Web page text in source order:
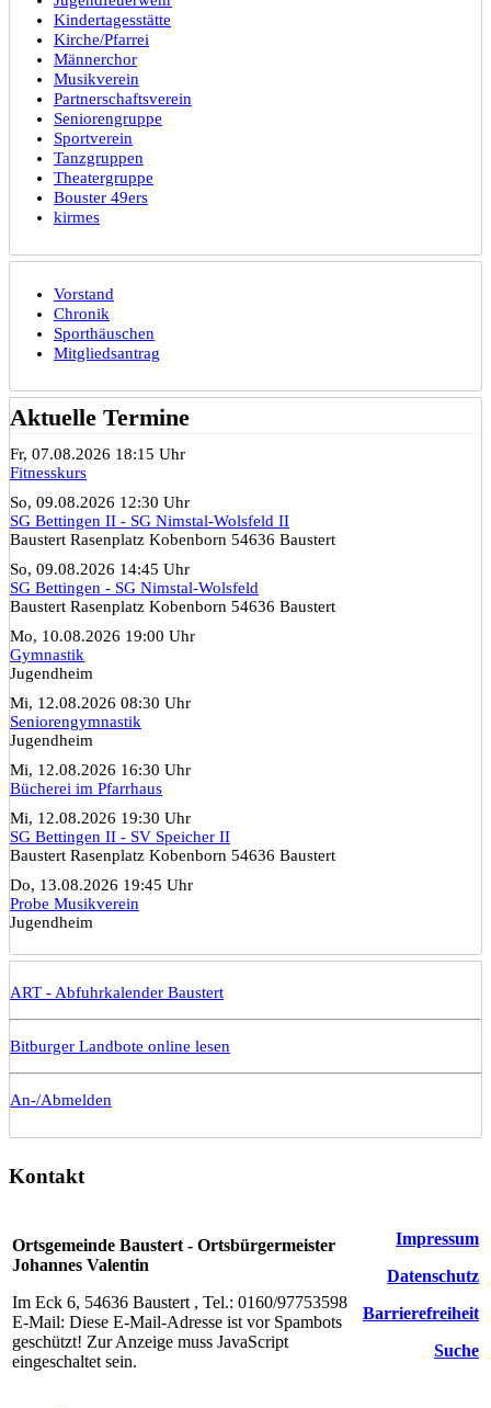
Kindertagesstätte
Kirche/Pfarrei
Männerchor
Musikverein
Partnerschaftsverein
Seniorengruppe
Sportverein
Tanzgruppen
Theatergruppe
Bouster 49ers
kirmes
Vorstand
Chronik
Sporthäuschen
Mitgliedsantrag
Aktuelle Termine
Fr, 07.08.2026 18:15 Uhr
Fitnesskurs
So, 09.08.2026 12:30 Uhr
SG Bettingen II - SG Nimstal-Wolsfeld II
Baustert Rasenplatz Kobenborn 54636 Baustert
So, 09.08.2026 14:45 Uhr
SG Bettingen - SG Nimstal-Wolsfeld
Baustert Rasenplatz Kobenborn 54636 Baustert
Mo, 10.08.2026 19:00 Uhr
Gymnastik
Jugendheim
Mi, 12.08.2026 08:30 Uhr
Seniorengymnastik
Jugendheim
Mi, 12.08.2026 16:30 Uhr
Bücherei im Pfarrhaus
Mi, 12.08.2026 19:30 Uhr
SG Bettingen II - SV Speicher II
Baustert Rasenplatz Kobenborn 54636 Baustert
Do, 13.08.2026 19:45 Uhr
Probe Musikverein
Jugendheim
ART - Abfuhrkalender Baustert
Bitburger Landbote online lesen
An-/Abmelden
Kontakt
Ortsgemeinde Baustert - Ortsbürgermeister
Johannes Valentin
Im Eck 6, 54636 Baustert , Tel.: 0160/97753598
E-Mail: Diese E-Mail-Adresse ist vor Spambots
geschützt! Zur Anzeige muss JavaScript
eingeschaltet sein.
Impressum
Datenschutz
Barrierefreiheit
Suche